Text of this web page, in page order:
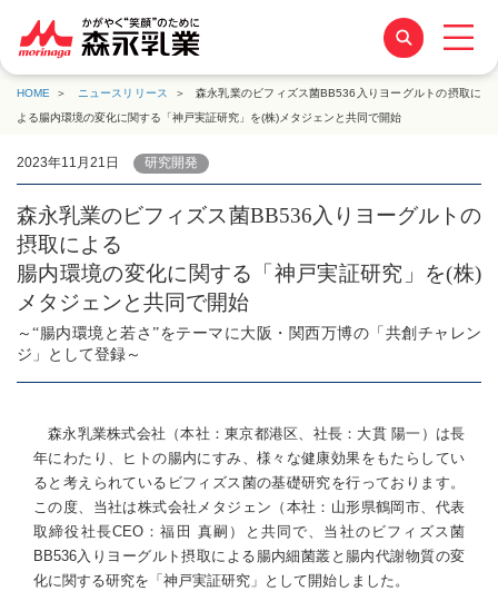
HOME ニュースリリース
森永乳業のビフィズス菌BB536入りヨーグルトの摂取に
よる腸内環境の変化に関する「神戸実証研究」を(株)メタジェンと共同で開始
2023年11月21日 研究開発
森永乳業のビフィズス菌BB536入りヨーグルトの
摂取による
腸内環境の変化に関する「神戸実証研究」を(株)
メタジェンと共同で開始
～“腸内環境と若さ”をテーマに大阪・関西万博の「共創チャレン
ジ」として登録～
森永乳業株式会社（本社：東京都港区、社長：大貫 陽一）は長
年にわたり、ヒトの腸内にすみ、様々な健康効果をもたらしてい
ると考えられているビフィズス菌の基礎研究を行っております。
この度、当社は株式会社メタジェン（本社：山形県鶴岡市、代表
取締役社長CEO：福田 真嗣）と共同で、当社のビフィズス菌
BB536入りヨーグルト摂取による腸内細菌叢と腸内代謝物質の変
化に関する研究を「神戸実証研究」として開始しました。